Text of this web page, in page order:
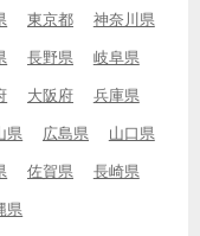
東京都 神奈川県
長野県 岐阜県
大阪府 兵庫県
県 広島県 山口県
佐賀県 長崎県
県